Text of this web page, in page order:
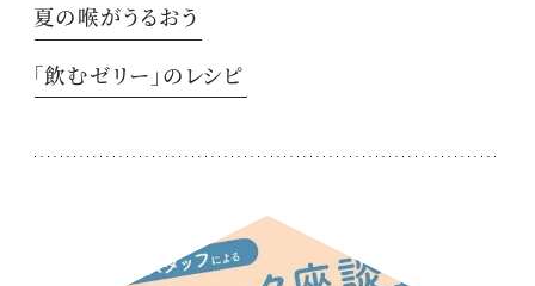
夏の喉がうるおう
「飲むゼリー」のレシピ